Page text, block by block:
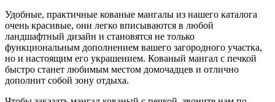
Удобные, практичные кованые мангалы из нашего каталога
очень красивые, они легко вписываются в любой
ландшафтный дизайн и становятся не только
функциональным дополнением вашего загородного участка,
но и настоящим его украшением. Кованый мангал с печкой
быстро станет любимым местом домочадцев и отлично
дополнит собой зону отдыха.